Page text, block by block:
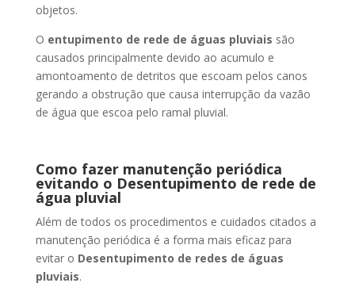
objetos.
O entupimento de rede de águas pluviais são
causados principalmente devido ao acumulo e
amontoamento de detritos que escoam pelos canos
gerando a obstrução que causa interrupção da vazão
de água que escoa pelo ramal pluvial.
Como fazer manutenção periódica
evitando o Desentupimento de rede de
água pluvial
Além de todos os procedimentos e cuidados citados a
manutenção periódica é a forma mais eficaz para
evitar o Desentupimento de redes de águas
pluviais.